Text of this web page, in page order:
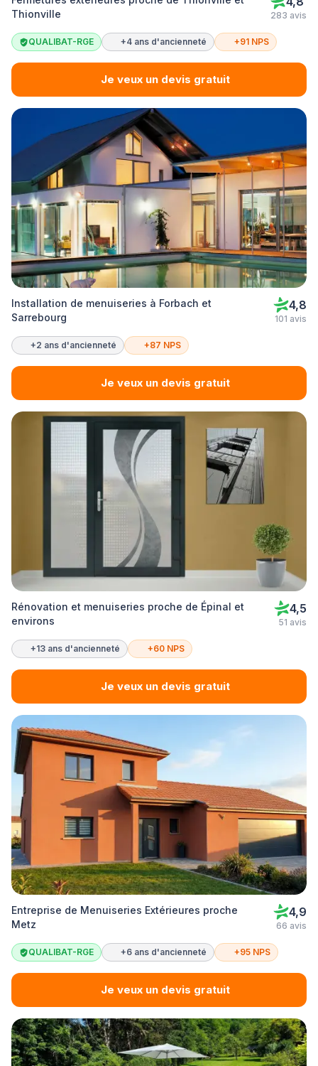
Thionville
283 avis
QUALIBAT-RGE +4 ans d'ancienneté +91 NPS
Je veux un devis gratuit
Installation de menuiseries à Forbach et
Sarrebourg
4,8
101 avis
+2 ans d'ancienneté +87 NPS
Je veux un devis gratuit
Rénovation et menuiseries proche de Épinal et
environs
4,5
51 avis
+13 ans d'ancienneté +60 NPS
Je veux un devis gratuit
Entreprise de Menuiseries Extérieures proche
Metz
4,9
66 avis
QUALIBAT-RGE +6 ans d'ancienneté +95 NPS
Je veux un devis gratuit